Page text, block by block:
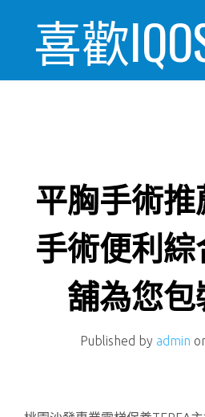
喜歡
日
平胸手術
手術便利
舖為您包
Published by admin